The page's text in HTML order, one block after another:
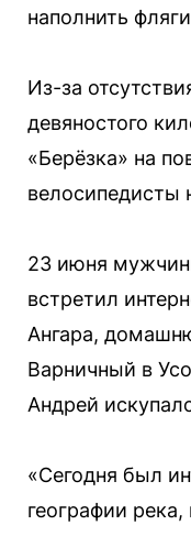
наполнить
Из-за
девяностого
«Берёзка» на
велосипедисты
23 июня
встретил
Ангара,
Варничный в
Андрей
«Сегодня был
географии